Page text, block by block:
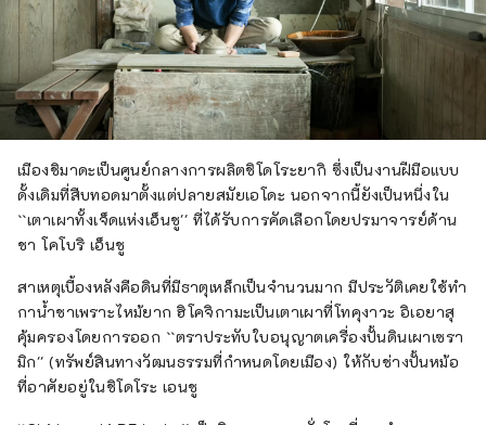
เมืองชิมาดะเป็นศูนย์กลางการผลิตชิโดโระยากิ ซึ่งเป็นงานฝีมือแบบ
ดั้งเดิมที่สืบทอดมาตั้งแต่ปลายสมัยเอโดะ นอกจากนี้ยังเป็นหนึ่งใน
``เตาเผาทั้งเจ็ดแห่งเอ็นชู'' ที่ได้รับการคัดเลือกโดยปรมาจารย์ด้าน
ชา โคโบริ เอ็นชู
สาเหตุเบื้องหลังคือดินที่มีธาตุเหล็กเป็นจำนวนมาก มีประวัติเคยใช้ทำ
กาน้ำชาเพราะไหม้ยาก ฮิโคจิกามะเป็นเตาเผาที่โทคุงาวะ อิเอยาสุ
คุ้มครองโดยการออก ``ตราประทับใบอนุญาตเครื่องปั้นดินเผาเซรา
มิก'' (ทรัพย์สินทางวัฒนธรรมที่กำหนดโดยเมือง) ให้กับช่างปั้นหม้อ
ที่อาศัยอยู่ในชิโดโระ เอนชู